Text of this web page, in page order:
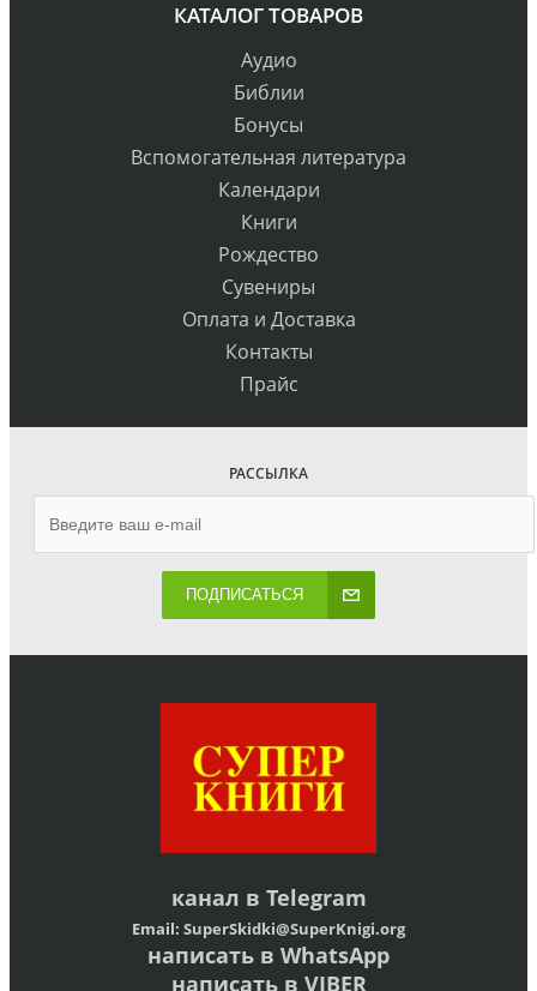
КАТАЛОГ ТОВАРОВ
Аудио
Библии
Бонусы
Вспомогательная литература
Календари
Книги
Рождество
Сувениры
Оплата и Доставка
Контакты
Прайс
РАССЫЛКА
ПОДПИСАТЬСЯ
канал в Telegram
Email: SuperSkidki@SuperKnigi.org
написать в WhatsApp
написать в VIBER